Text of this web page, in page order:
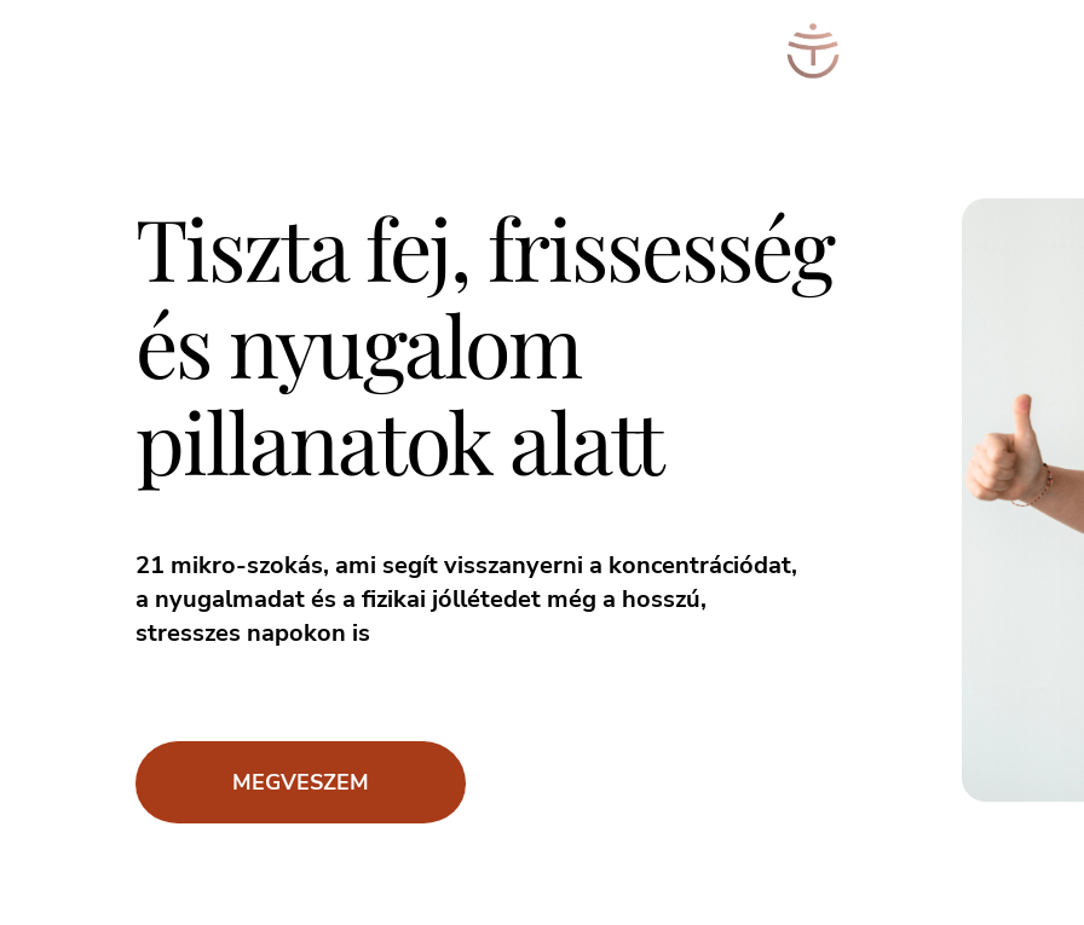
Tiszta fej, frissesség
és nyugalom
pillanatok alatt
21 mikro-szokás, ami segít visszanyerni a koncentrációdat,
a nyugalmadat és a fizikai jóllétedet még a hosszú,
stresszes napokon is
MEGVESZEM